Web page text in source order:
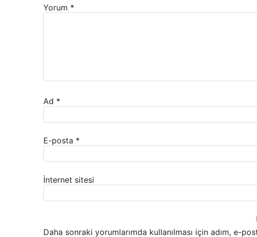
Yorum *
Ad *
E-posta *
İnternet sitesi
Daha sonraki yorumlarımda kullanılması için adım, e-